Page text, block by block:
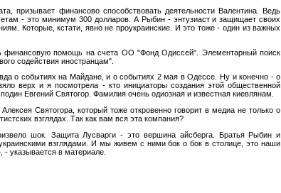
призывает финансово способствовать деятельности Валентина. Ведь
- это минимум 300 долларов. А Рыбин - энтузиаст и защищает своих
Которые, кстати, явно не проукраинские. И это тоже - один из важных
финансовую помощь на счета ОО "Фонд Одиссей". Элементарный поиск
содействия иностранцам".
о событиях на Майдане, и о событиях 2 мая в Одессе. Ну и конечно - о
верх и я посмотрела - кто инициаторы создания этой общественной
Евгений Святогор. Фамилия очень одиозная и известная киевлянам.
Святогора, который тоже откровенно говорит в медиа не только о
взглядах. Так как вам вся эта компания?
шок. Защита Лусварги - это вершина айсберга. Братья Рыбин и
взглядами. И мы живем с ними бок о бок в столице, это наши
указывается в материале.